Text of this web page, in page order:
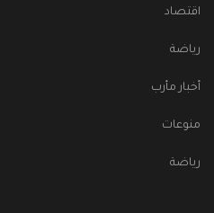
اقتصاد
رياضة
أخبار مأرب
منوعات
رياضة